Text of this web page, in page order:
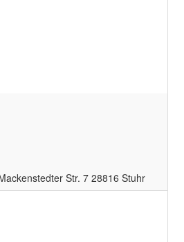
Str. 7 28816 Stuhr